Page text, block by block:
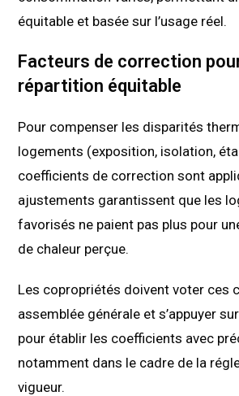
équitable et basée sur l’usage réel.
Facteurs de correction
répartition équitable
Pour compenser les disparités
logements (exposition, isolation,
coefficients de correction sont
ajustements garantissent que les
favorisés ne paient pas plus pour
de chaleur perçue.
Les copropriétés doivent voter ces
assemblée générale et s’appuyer
pour établir les coefficients avec
notamment dans le cadre de la
vigueur.